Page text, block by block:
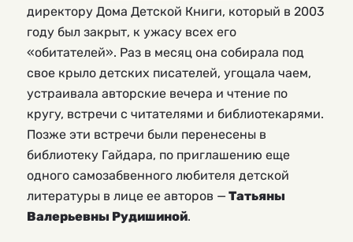
директору Дома Детской Книги, который в 2003
году был закрыт, к ужасу всех его
«обитателей». Раз в месяц она собирала под
свое крыло детских писателей, угощала чаем,
устраивала авторские вечера и чтение по
кругу, встречи с читателями и библиотекарями.
Позже эти встречи были перенесены в
библиотеку Гайдара, по приглашению еще
одного самозабвенного любителя детской
литературы в лице ее авторов — Татьяны
Валерьевны Рудишиной.